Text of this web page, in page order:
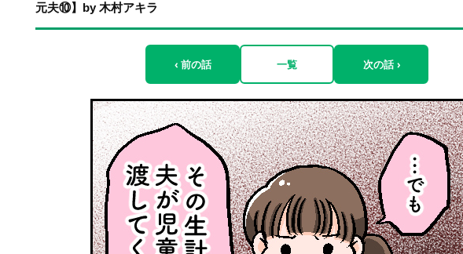
元夫⑩】by 木村アキラ
‹ 前の話 一覧 次の話 ›